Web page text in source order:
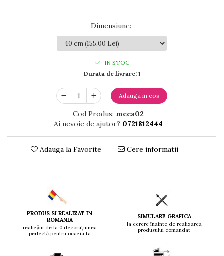
Dimensiune:
IN STOC
Durata de livrare:1
Adauga in cos
Cod Produs: meca02
Ai nevoie de ajutor? 0721812444
Adauga la Favorite Cere informatii
PRODUS SI REALIZAT IN
ROMANIA
realizăm de la 0,decorațiunea
perfectă pentru ocazia ta
SIMULARE GRAFICA
la cerere înainte de realizarea
produsului comandat